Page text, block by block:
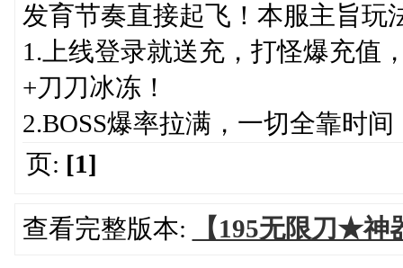
发育节奏直接起飞！本服主旨玩
1.上线登录就送充，打怪爆充值
+刀刀冰冻！
2.BOSS爆率拉满，一切全靠时
页: [1]
查看完整版本: 【195无限刀★神